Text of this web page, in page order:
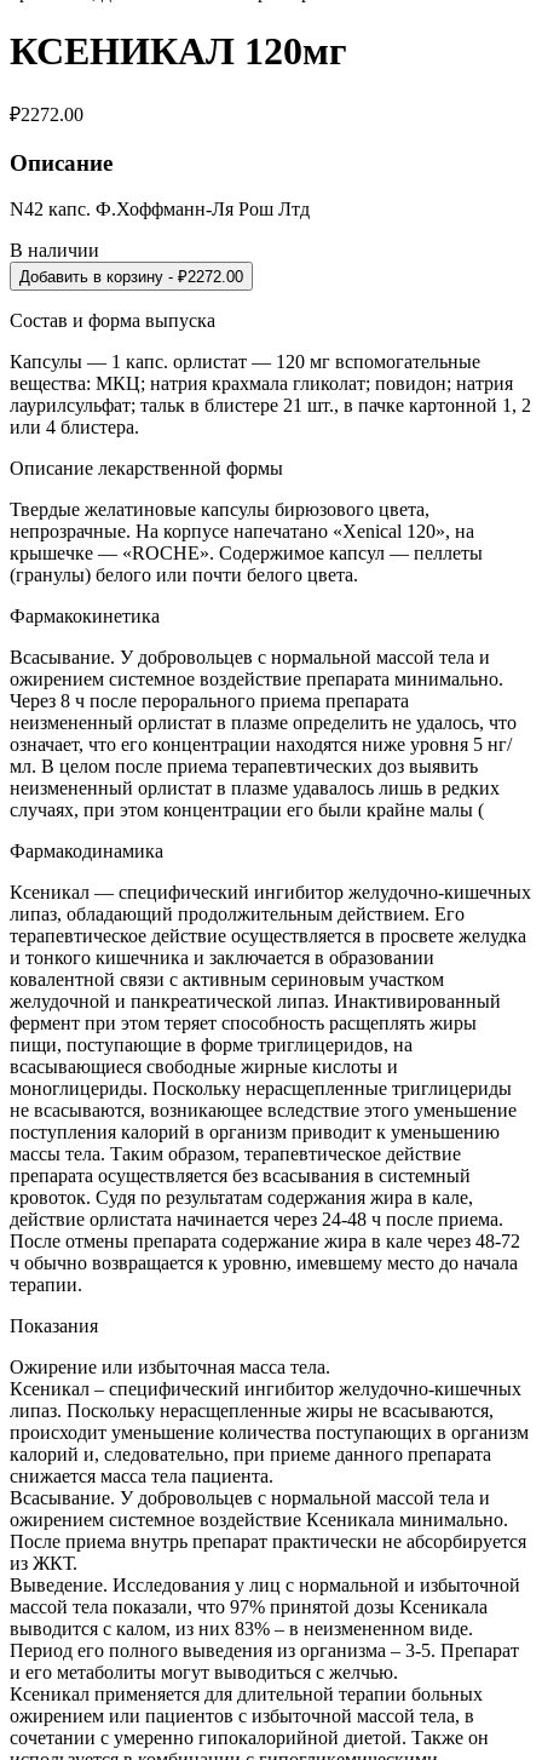
КСЕНИКАЛ 120мг
₽2272.00
Описание
N42 капс. Ф.Хоффманн-Ля Рош Лтд
В наличии
Добавить в корзину - ₽2272.00
Состав и форма выпуска
Капсулы — 1 капс. орлистат — 120 мг вспомогательные
вещества: МКЦ; натрия крахмала гликолат; повидон; натрия
лаурилсульфат; тальк в блистере 21 шт., в пачке картонной 1, 2
или 4 блистера.
Описание лекарственной формы
Твердые желатиновые капсулы бирюзового цвета,
непрозрачные. На корпусе напечатано «Xenical 120», на
крышечке — «ROCHE». Содержимое капсул — пеллеты
(гранулы) белого или почти белого цвета.
Фармакокинетика
Всасывание. У добровольцев с нормальной массой тела и
ожирением системное воздействие препарата минимально.
Через 8 ч после перорального приема препарата
неизмененный орлистат в плазме определить не удалось, что
означает, что его концентрации находятся ниже уровня 5 нг/
мл. В целом после приема терапевтических доз выявить
неизмененный орлистат в плазме удавалось лишь в редких
случаях, при этом концентрации его были крайне малы (
Фармакодинамика
Ксеникал — специфический ингибитор желудочно-кишечных
липаз, обладающий продолжительным действием. Его
терапевтическое действие осуществляется в просвете желудка
и тонкого кишечника и заключается в образовании
ковалентной связи с активным сериновым участком
желудочной и панкреатической липаз. Инактивированный
фермент при этом теряет способность расщеплять жиры
пищи, поступающие в форме триглицеридов, на
всасывающиеся свободные жирные кислоты и
моноглицериды. Поскольку нерасщепленные триглицериды
не всасываются, возникающее вследствие этого уменьшение
поступления калорий в организм приводит к уменьшению
массы тела. Таким образом, терапевтическое действие
препарата осуществляется без всасывания в системный
кровоток. Судя по результатам содержания жира в кале,
действие орлистата начинается через 24-48 ч после приема.
После отмены препарата содержание жира в кале через 48-72
ч обычно возвращается к уровню, имевшему место до начала
терапии.
Показания
Ожирение или избыточная масса тела.
Ксеникал – специфический ингибитор желудочно-кишечных
липаз. Поскольку нерасщепленные жиры не всасываются,
происходит уменьшение количества поступающих в организм
калорий и, следовательно, при приеме данного препарата
снижается масса тела пациента.
Всасывание. У добровольцев с нормальной массой тела и
ожирением системное воздействие Ксеникала минимально.
После приема внутрь препарат практически не абсорбируется
из ЖКТ.
Выведение. Исследования у лиц с нормальной и избыточной
массой тела показали, что 97% принятой дозы Ксеникала
выводится с калом, из них 83% – в неизмененном виде.
Период его полного выведения из организма – 3-5. Препарат
и его метаболиты могут выводиться с желчью.
Ксеникал применяется для длительной терапии больных
ожирением или пациентов с избыточной массой тела, в
сочетании с умеренно гипокалорийной диетой. Также он